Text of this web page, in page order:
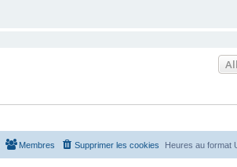
Heures au format
Supprimer les cookies
Membres